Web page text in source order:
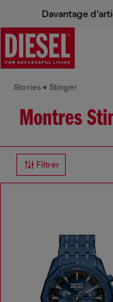
Davantage
Stories Stinger
Montres
Filtrer